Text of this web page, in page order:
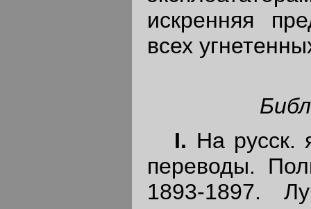
искренняя
всех
I. На русск.
переводы.
1893-1897.